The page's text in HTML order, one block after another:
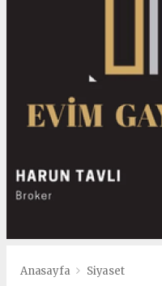
Anasayfa Siyaset